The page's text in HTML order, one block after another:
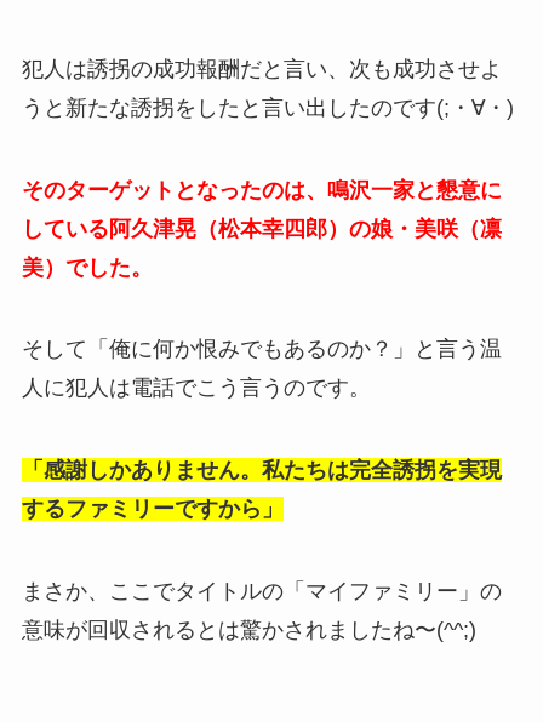
犯人は誘拐の成功報酬だと言い、次も成功させよ
うと新たな誘拐をしたと言い出したのです(;・∀・)
そのターゲットとなったのは、鳴沢一家と懇意に
している阿久津晃（松本幸四郎）の娘・美咲（凛
美）でした。
そして「俺に何か恨みでもあるのか？」と言う温
人に犯人は電話でこう言うのです。
「感謝しかありません。私たちは完全誘拐を実現
するファミリーですから」
まさか、ここでタイトルの「マイファミリー」の
意味が回収されるとは驚かされましたね〜(^^;)